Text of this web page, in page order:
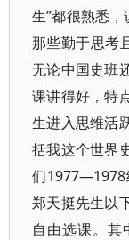
生”都很熟悉
那些勤于思考
无论中国史班
课讲得好，特
生进入思维活
括我这个世界
们1977—1978
郑天挺先生以
自由选课。